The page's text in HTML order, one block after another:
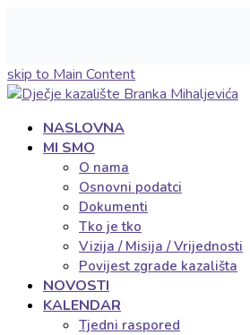
skip to Main Content
NASLOVNA
MI SMO
O nama
Osnovni podatci
Dokumenti
Tko je tko
Vizija / Misija / Vrijednosti
Povijest zgrade kazališta
NOVOSTI
KALENDAR
Tjedni raspored